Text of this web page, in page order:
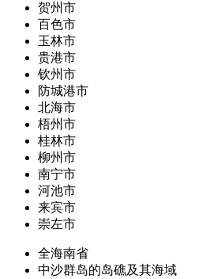
贺州市
百色市
玉林市
贵港市
钦州市
防城港市
北海市
梧州市
桂林市
柳州市
南宁市
河池市
来宾市
崇左市
全海南省
中沙群岛的岛礁及其海域